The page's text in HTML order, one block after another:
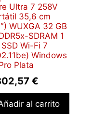
Ultra 7 258V
35,6 cm
WUXGA 32 GB
SDRAM 1
Wi-Fi 7
Windows
Plata
€
al carrito